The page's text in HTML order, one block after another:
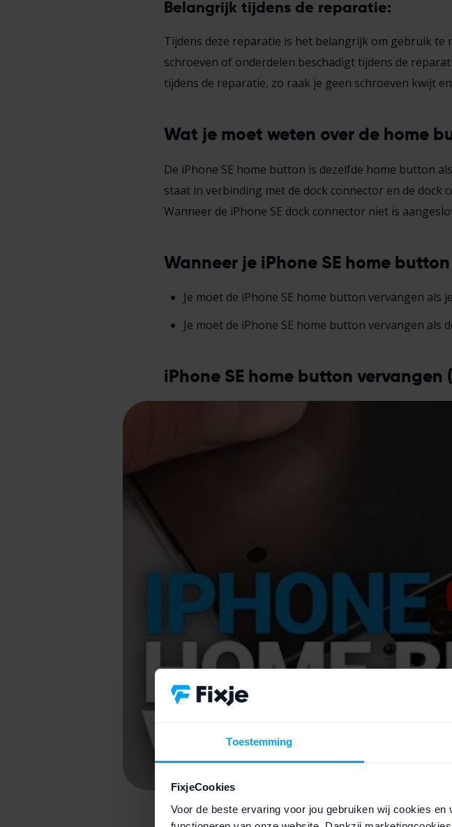
Toestemming
FixjeCookies
Voor de beste ervaring voor jou gebruiken wij cookies
Belangrijk tijdens de reparatie:
Tijdens deze reparatie is het belangrijk om gebruik te
schroeven of onderdelen beschadigt tijdens de
tijdens de reparatie, zo raak je geen schroeven kwijt
Wat je moet weten over de home
De iPhone SE home button is dezelfde home button
staat in verbinding met de dock connector en de
Wanneer de iPhone SE dock connector niet is
Wanneer je iPhone SE home
Je moet de iPhone SE home button vervangen
Je moet de iPhone SE home button vervangen
iPhone SE home button vervangen